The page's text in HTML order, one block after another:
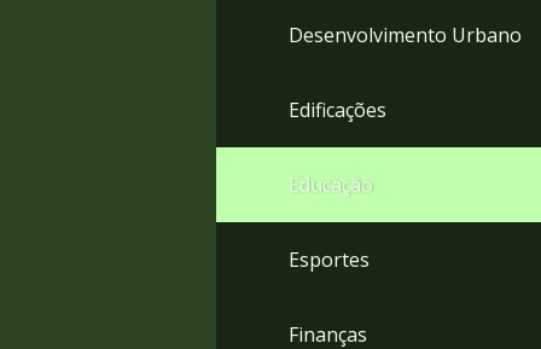
Desenvolvimento Urbano
Edificações
Educação
Esportes
Finanças